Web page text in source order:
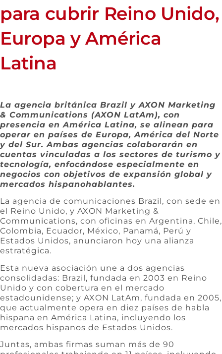
para cubrir Reino Unido,
Europa y América
Latina
La agencia británica Brazil y AXON Marketing
& Communications (AXON LatAm), con
presencia en América Latina, se alinean para
operar en países de Europa, América del Norte
y del Sur. Ambas agencias colaborarán en
cuentas vinculadas a los sectores de turismo y
tecnología, enfocándose especialmente en
negocios con objetivos de expansión global y
mercados hispanohablantes.
La agencia de comunicaciones Brazil, con sede en
el Reino Unido, y AXON Marketing &
Communications, con oficinas en Argentina, Chile,
Colombia, Ecuador, México, Panamá, Perú y
Estados Unidos, anunciaron hoy una alianza
estratégica.
Esta nueva asociación une a dos agencias
consolidadas: Brazil, fundada en 2003 en Reino
Unido y con cobertura en el mercado
estadounidense; y AXON LatAm, fundada en 2005,
que actualmente opera en diez países de habla
hispana en América Latina, incluyendo los
mercados hispanos de Estados Unidos.
Juntas, ambas firmas suman más de 90